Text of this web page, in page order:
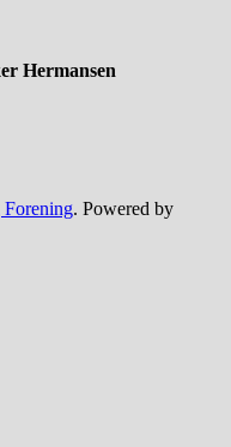
Hermansen
Forening. Powered by